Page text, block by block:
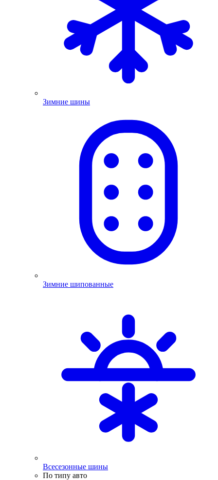
Зимние шины
Зимние шипованные
Всесезонные шины
По типу авто